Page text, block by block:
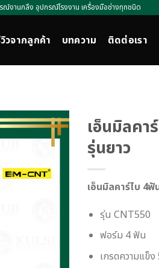
รณ์งานกลึง อุปกรณ์โรงงาน เครื่องมือช่างทุกชนิด
วจากลูกค้า บทความ ติดต่อเรา
เอ็นมิลคา
รุ่นยาว
เอ็นมิลคาร์ไบ 4
รุ่น CNT550
ฟอร์ม 4 ฟัน
เกรดความแข็